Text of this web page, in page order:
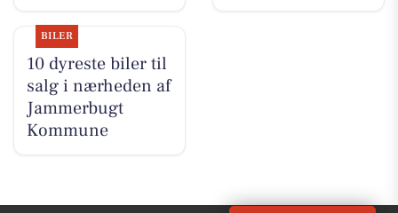
BILER
10 dyreste biler til
salg i nærheden af
Jammerbugt
Kommune